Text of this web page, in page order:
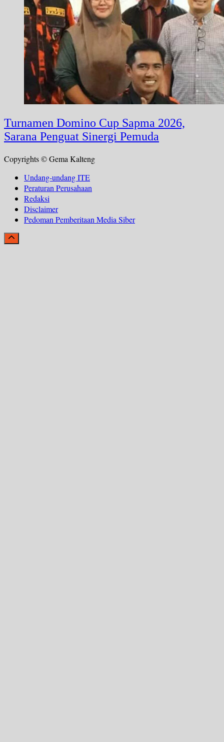
Turnamen Domino Cup Sapma 2026,
Sarana Penguat Sinergi Pemuda
Copyrights © Gema Kalteng
Undang-undang ITE
Peraturan Perusahaan
Redaksi
Disclaimer
Pedoman Pemberitaan Media Siber